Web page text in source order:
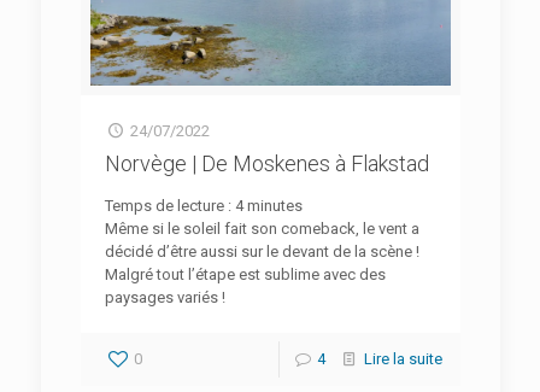
24/07/2022
Norvège | De Moskenes à Flakstad
Temps de lecture : 4 minutes
Même si le soleil fait son comeback, le vent a
décidé d’être aussi sur le devant de la scène !
Malgré tout l’étape est sublime avec des
paysages variés !
0 4 Lire la suite